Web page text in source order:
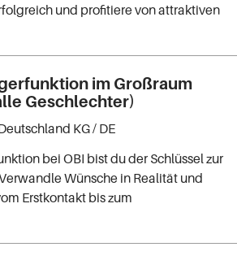
und profitiere von attraktiven
im Großraum
Geschlechter)
KG/ DE
bei OBI bist du der Schlüssel zur
Wünsche in Realität und
Erstkontakt bis zum